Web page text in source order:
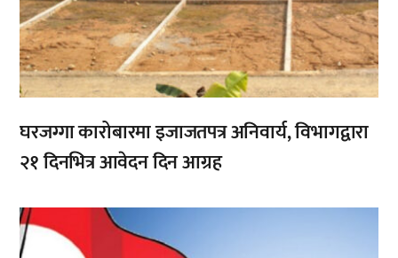
घरजग्गा कारोबारमा इजाजतपत्र अनिवार्य, विभागद्वारा
२१ दिनभित्र आवेदन दिन आग्रह
,